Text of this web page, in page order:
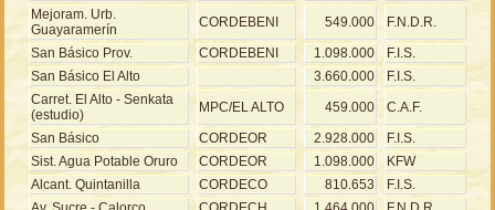
Mejoram. Urb.
Guayaramerín
CORDEBENI 549.000
F.N.D.R.
San Básico Prov.
CORDEBENI 1.098.000
F.I.S.
San Básico El Alto
3.660.000
F.I.S.
Carret. El Alto - Senkata
(estudio)
MPC/EL ALTO 459.000
C.A.F.
San Básico
CORDEOR 2.928.000
F.I.S.
Sist. Agua Potable Oruro
CORDEOR 1.098.000
KFW
Alcant. Quintanilla
CORDECO 810.653
F.I.S.